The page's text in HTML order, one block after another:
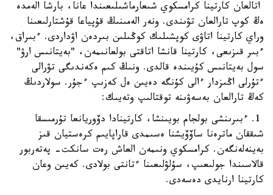
اتالعان كارتينا كرامسكوي شىعارماشىلىعىندا عانا، بارشا الەمدە
ەڭ كوپ تارالعان تۋىندى. ونەر الەمىنىڭ قۇپياعا قۇشتارلىعىنا
وراي كارتينا اتاۋى كوپشىلىك كوڭىلىن بىردەن اۋداردى. ءبىراق،
ءبىر قىزىعى، كارتينا قانشا اتاقتى بولعانىمەن، "بەيتانىس ارۋ"
سول بەيتانىس كۇيىندە قالدى. ونىڭ كىم ەكەندىگى تۋرالى
ءتۇرلى اڭىزدار ءالى كۇنگە دەيىن ەل كەزىپ ءجۇر. سولاردىڭ
كەڭ تارالعان بەسەۋىنە توقتالىپ وتەيىك:
1. ءبىرىنشى بولجام بويىنشا، كارتينادا دۆوريانعا تۇرمىسقا
شىققان ماترەنا ساۆۆيشنا ەسىمدى قاراپايىم كرەستيان قىز
بەينەلەنگەن. كرامسكوي ونىمەن العاش رەت سانكت- پەتەربور
قالاسىندا جولىعىپ، سۇلۋلىعىنا ءتانتى بولادى. كەيىن وعان
كارتينا ارنايدى دەسەدى.